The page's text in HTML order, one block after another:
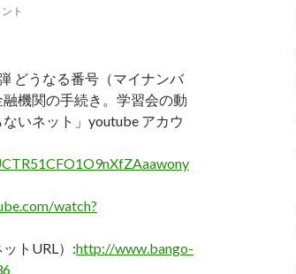
ト
どうなる番号（マイナンバ
機関の手続き。学習会の動
いネット」youtube アカウ
watch?
トURL）:http://www.bango-